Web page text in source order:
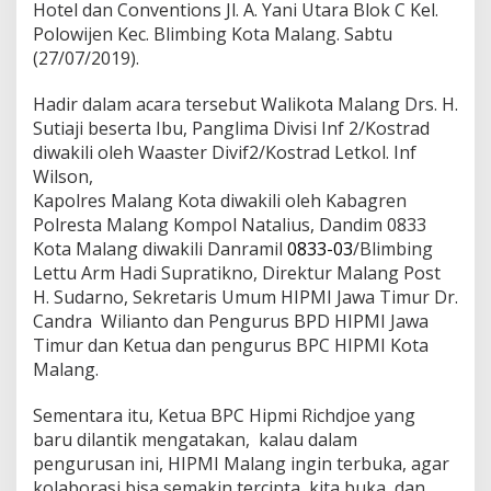
i
n
d
i
r
e
l
a
n
t
i
k
a
P
C
H
P
Hotel dan Conventions Jl. A. Yani Utara Blok C Kel.
Polowijen Kec. Blimbing Kota Malang. Sabtu
(27/07/2019).
Hadir dalam acara tersebut Walikota Malang Drs. H.
Sutiaji beserta Ibu, Panglima Divisi Inf 2/Kostrad
diwakili oleh Waaster Divif2/Kostrad Letkol. Inf
Wilson,
Kapolres Malang Kota diwakili oleh Kabagren
Polresta Malang Kompol Natalius, Dandim 0833
Kota Malang diwakili Danramil 0833-03/Blimbing
Lettu Arm Hadi Supratikno, Direktur Malang Post
H. Sudarno, Sekretaris Umum HIPMI Jawa Timur Dr.
Candra Wilianto dan Pengurus BPD HIPMI Jawa
Timur dan Ketua dan pengurus BPC HIPMI Kota
Malang.
Sementara itu, Ketua BPC Hipmi Richdjoe yang
baru dilantik mengatakan, kalau dalam
pengurusan ini, HIPMI Malang ingin terbuka, agar